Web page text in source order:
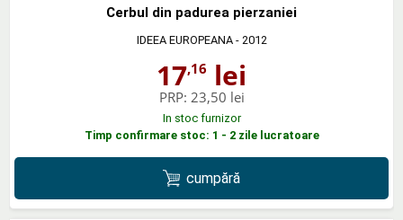
Cerbul din padurea pierzaniei
IDEEA EUROPEANA- 2012
17,16 lei
PRP: 23,50 lei
In stoc furnizor
Timp confirmare stoc: 1 - 2 zile lucratoare
cumpără